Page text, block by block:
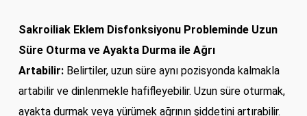
Sakroiliak Eklem Disfonksiyonu Probleminde Uzun
Süre Oturma ve Ayakta Durma ile Ağrı
Artabilir:Belirtiler, uzun süre aynı pozisyonda kalmakla
artabilir ve dinlenmekle hafifleyebilir. Uzun süre oturmak,
ayakta durmak veya yürümek ağrının şiddetini artırabilir.